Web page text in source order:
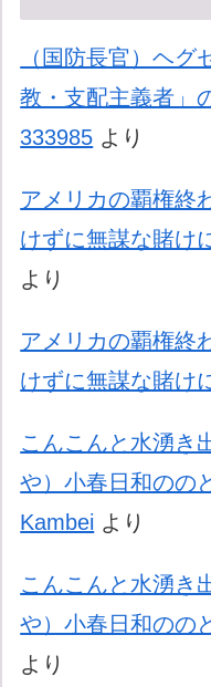
（国防長官）ヘグ
教・支配主義者」
333985 より
アメリカの覇権終
けずに無謀な賭け
より
アメリカの覇権終
けずに無謀な賭け
こんこんと水湧き
や）小春日和のの
Kambei より
こんこんと水湧き
や）小春日和のの
より